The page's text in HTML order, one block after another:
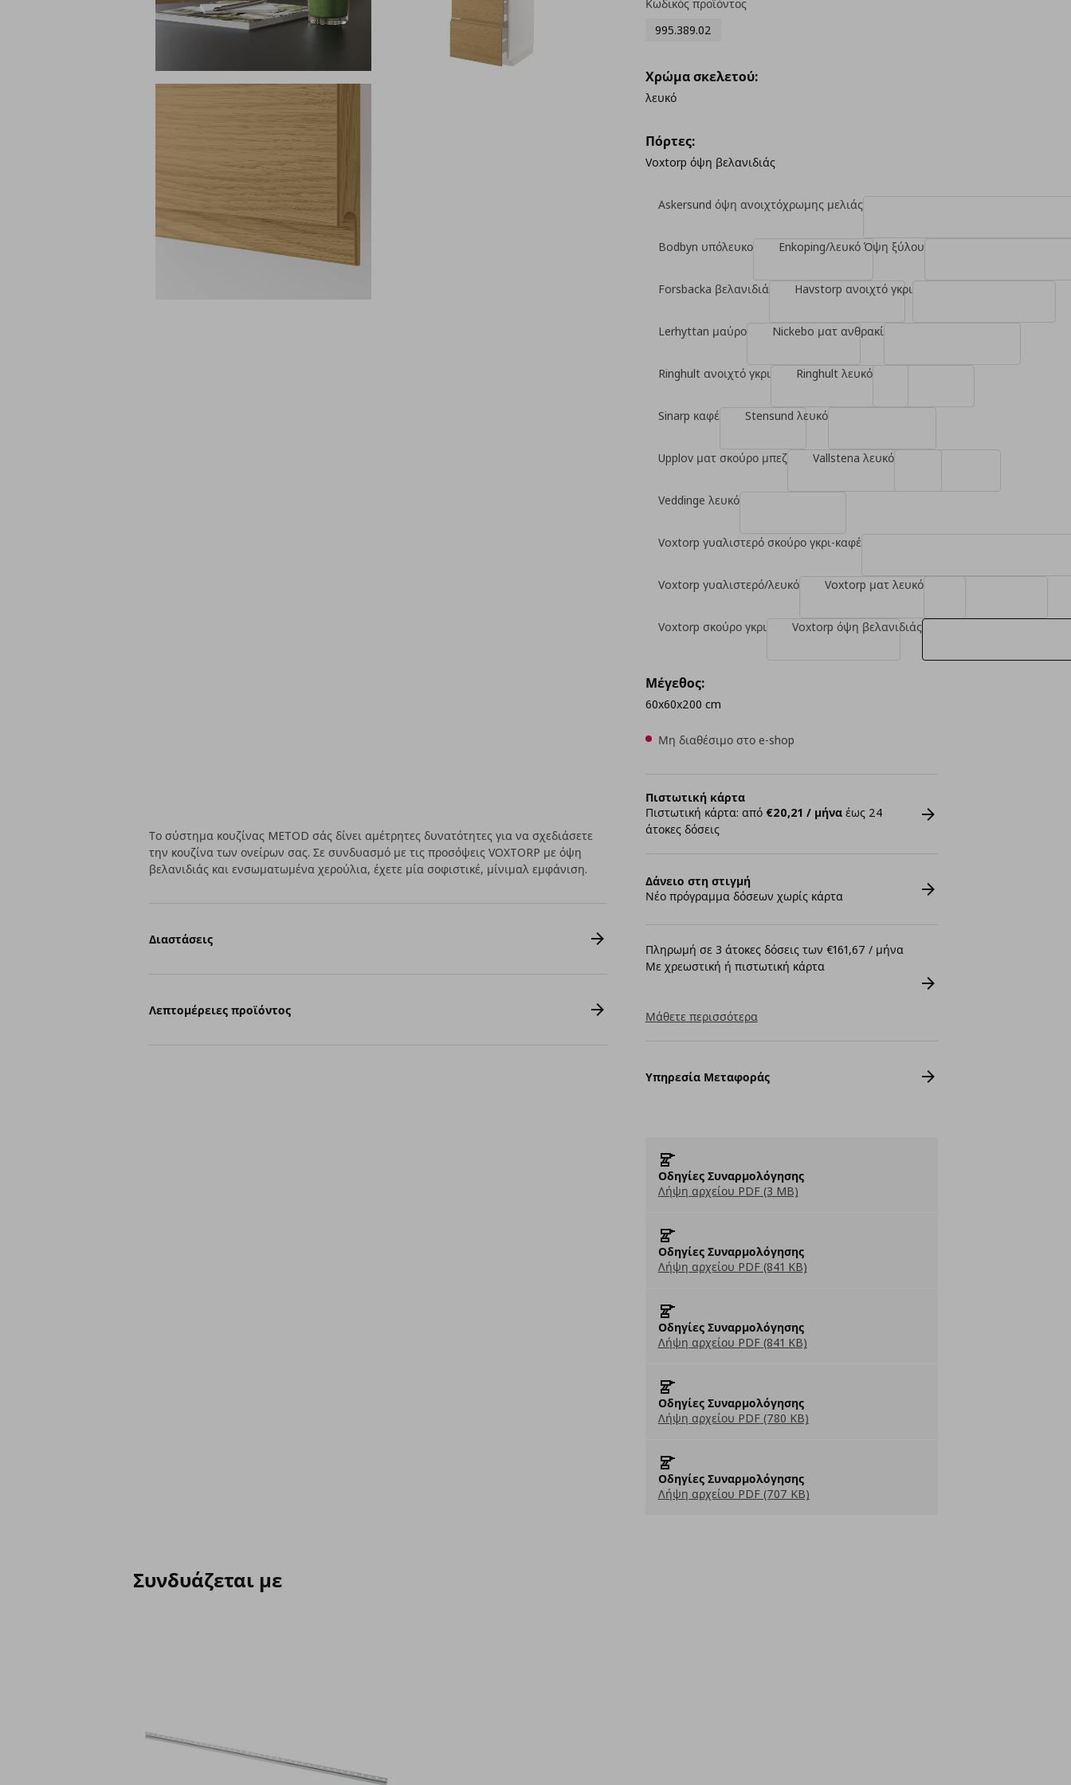
Κωδικός προϊόντος
995.389.02
Χρώμα σκελετού:
λευκό
Πόρτες:
Voxtorp όψη βελανιδιάς
Askersund όψη ανοιχτόχρωμης μελιάς
Bodbyn υπόλευκο Enkoping/λευκό Όψη ξύλου
Forsbacka βελανιδιά Havstorp ανοιχτό γκρι
Lerhyttan μαύρο Nickebo ματ ανθρακί
Ringhult ανοιχτό γκρι Ringhult λευκό
Sinarp καφέ Stensund λευκό
Upplov ματ σκούρο μπεζ Vallstena λευκό
Veddinge λευκό
Voxtorp γυαλιστερό σκούρο γκρι-καφέ
Voxtorp γυαλιστερό/λευκό Voxtorp ματ λευκό
Voxtorp σκούρο γκρι Voxtorp όψη βελανιδιάς
Μέγεθος:
60x60x200 cm
Μη διαθέσιμο στο e-shop
Πιστωτική κάρτα
Πιστωτική κάρτα: από €20,21 / μήναέως 24
άτοκες δόσεις
Δάνειο στη στιγμή
Νέο πρόγραμμα δόσεων χωρίς κάρτα
Πληρωμή σε 3 άτοκες δόσεις των €161,67 / μήνα
Με χρεωστική ή πιστωτική κάρτα
Μάθετε περισσότερα
Υπηρεσία Μεταφοράς
Οδηγίες Συναρμολόγησης
Λήψη αρχείου PDF (3 MB)
Οδηγίες Συναρμολόγησης
Λήψη αρχείου PDF (841 KB)
Οδηγίες Συναρμολόγησης
Λήψη αρχείου PDF (841 KB)
Οδηγίες Συναρμολόγησης
Λήψη αρχείου PDF (780 KB)
Οδηγίες Συναρμολόγησης
Λήψη αρχείου PDF (707 KB)
Το σύστημα κουζίνας METOD σάς δίνει αμέτρητες δυνατότητες για να σχεδιάσετε
την κουζίνα των ονείρων σας. Σε συνδυασμό με τις προσόψεις VOXTORP με όψη
βελανιδιάς και ενσωματωμένα χερούλια, έχετε μία σοφιστικέ, μίνιμαλ εμφάνιση.
Διαστάσεις
Λεπτομέρειες προϊόντος
Συνδυάζεται με